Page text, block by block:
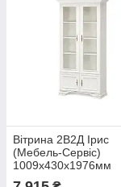
Вітрина 2В2Д Ірис
(Мебель-Сервіс)
1009х430х1976мм